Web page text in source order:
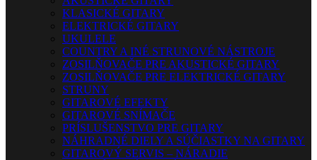
KLASICKÉ GITARY
ELEKTRICKÉ GITARY
UKULELE
COUNTRY A INÉ STRUNOVÉ NÁSTROJE
ZOSILŇOVAČE PRE AKUSTICKÉ GITARY
ZOSILŇOVAČE PRE ELEKTRICKÉ GITARY
STRUNY
GITAROVÉ EFEKTY
GITAROVÉ SNÍMAČE
PRÍSLUŠENSTVO PRE GITARY
NÁHRADNÉ DIELY A SÚČIASTKY NA GITARY
GITAROVÝ SERVIS – NÁRADIE